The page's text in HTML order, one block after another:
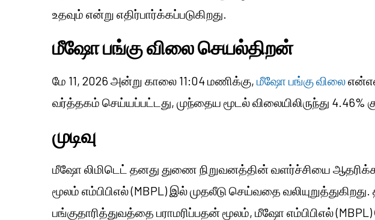
உதவும் என்று எதிர்பார்க்கப்படுகிறது.
மீஷோபங்கு விலை செயல்திறன்
மே 11, 2026 அன்று காலை 11:04 மணிக்கு, மீஷோ பங்கு விலை
வர்த்தகம் செய்யப்பட்டது, முந்தைய மூடல் விலையிலிருந்து 4.46%
முடிவு
மீஷோ லிமிடெட் தனது துணை நிறுவனத்தின் வளர்ச்சியை
மூலம் எம்பிபிஎல் (MBPL) இல் முதலீடு செய்வதை
பங்குதாரித்துவத்தை பராமரிப்பதன் மூலம், மீஷோ எம்பிபிஎல்